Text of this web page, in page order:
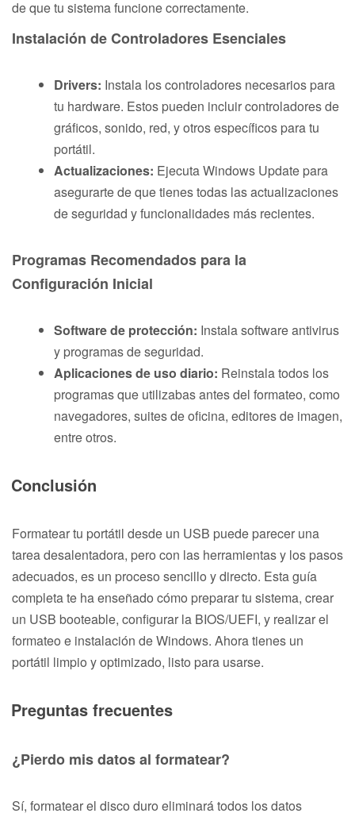
de que tu sistema funcione correctamente.
Instalación de Controladores Esenciales
Drivers: Instala los controladores necesarios para
tu hardware. Estos pueden incluir controladores de
gráficos, sonido, red, y otros específicos para tu
portátil.
Actualizaciones: Ejecuta Windows Update para
asegurarte de que tienes todas las actualizaciones
de seguridad y funcionalidades más recientes.
Programas Recomendados para la
Configuración Inicial
Software de protección: Instala software antivirus
y programas de seguridad.
Aplicaciones de uso diario: Reinstala todos los
programas que utilizabas antes del formateo, como
navegadores, suites de oficina, editores de imagen,
entre otros.
Conclusión
Formatear tu portátil desde un USB puede parecer una
tarea desalentadora, pero con las herramientas y los pasos
adecuados, es un proceso sencillo y directo. Esta guía
completa te ha enseñado cómo preparar tu sistema, crear
un USB booteable, configurar la BIOS/UEFI, y realizar el
formateo e instalación de Windows. Ahora tienes un
portátil limpio y optimizado, listo para usarse.
Preguntas frecuentes
¿Pierdo mis datos al formatear?
Sí, formatear el disco duro eliminará todos los datos